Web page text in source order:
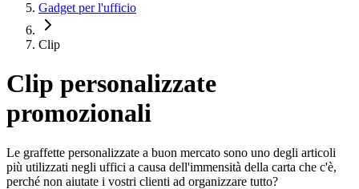
Gadget per l'ufficio
Clip
Clip personalizzate
promozionali
Le graffette personalizzate a buon mercato sono uno degli articoli
più utilizzati negli uffici a causa dell'immensità della carta che c'è,
perché non aiutate i vostri clienti ad organizzare tutto?